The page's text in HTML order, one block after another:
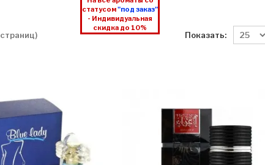
статусом"под заказ"
- Индивидуальная
скидка до 10%
Показать: